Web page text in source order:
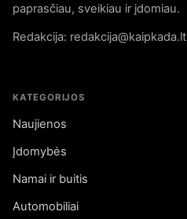
paprasčiau, sveikiau ir įdomiau.
Redakcija: redakcija@kaipkada.lt
KATEGORIJOS
Naujienos
Įdomybės
Namai ir buitis
Automobiliai